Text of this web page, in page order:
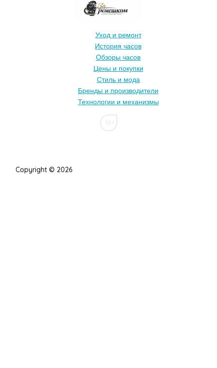
Уход и ремонт
История часов
Обзоры часов
Цены и покупки
Стиль и мода
Бренды и производители
Технологии и механизмы
Copyright © 2026